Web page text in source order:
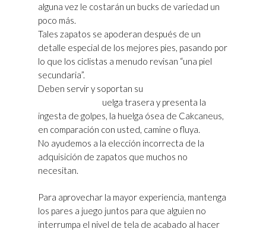
alguna vez le costarán un bucks de variedad un
poco más.
Tales zapatos se apoderan después de un
detalle especial de los mejores pies, pasando por
lo que los ciclistas a menudo revisan “una piel
secundaria”.
Deben servir y soportan su
uelga trasera y presenta la
ingesta de golpes, la huelga ósea de Cakcaneus,
en comparación con usted, camine o fluya.
No ayudemos a la elección incorrecta de la
adquisición de zapatos que muchos no
necesitan.
Para aprovechar la mayor experiencia, mantenga
los pares a juego juntos para que alguien no
interrumpa el nivel de tela de acabado al hacer